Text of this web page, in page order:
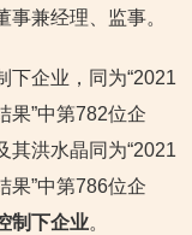
兼经理、监事。
下企业，同为“2021
果”中第782位企
其洪水晶同为“2021
果”中第786位企
制下企业。